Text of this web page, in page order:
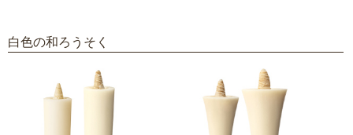
白色の和ろうそく